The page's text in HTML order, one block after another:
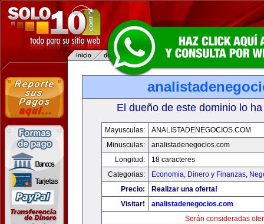
El dueño de este dominio lo
Mayusculas:
ANALISTADENEGOCIOS.COM
Minusculas:
analistadenegocios.com
Longitud:
18 caracteres
Categorias:
Economia, Dinero y Finanzas,
Precio:
Realizar una oferta!
Visitar!
analistadenegocios.com
Serán consideradas